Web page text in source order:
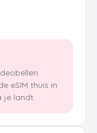
eSIM thuis in
je landt.